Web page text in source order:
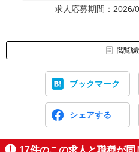
求人応募期間：2026/
閲覧履
ブックマーク
シェアする
17件のこの求人と職種が同